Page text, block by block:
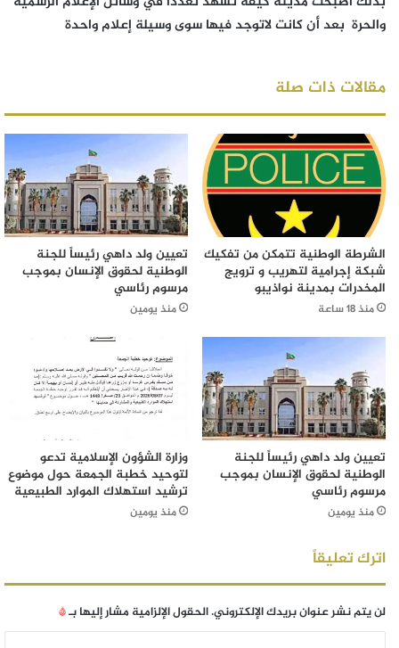
والحرة بعد أن كانت لاتوجد فيها سوى وسيلة إعلام واحدة
مقالات ذات صلة
الشرطة الوطنية تتمكن من تفكيك
شبكة إجرامية لتهريب و ترويج
المخدرات بمدينة نواذيبو
منذ 18 ساعة
تعيين ولد داهي رئيساً للجنة
الوطنية لحقوق الإنسان بموجب
مرسوم رئاسي
منذ يومين
تعيين ولد داهي رئيساً للجنة
الوطنية لحقوق الإنسان بموجب
مرسوم رئاسي
منذ يومين
وزارة الشؤون الإسلامية تدعو
لتوحيد خطبة الجمعة حول موضوع
ترشيد استهلاك الموارد الطبيعية
منذ يومين
اترك تعليقاً
لن يتم نشر عنوان بريدك الإلكتروني.الحقول الإلزامية مشار إليها بـ*